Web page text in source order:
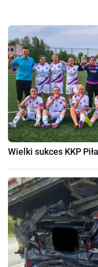
Wielki sukces KKP